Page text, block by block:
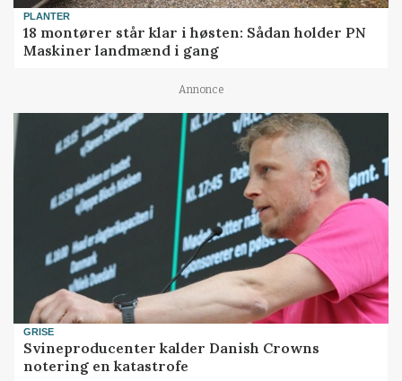
PLANTER
18 montører står klar i høsten: Sådan holder PN
Maskiner landmænd i gang
Annonce
GRISE
Svineproducenter kalder Danish Crowns
notering en katastrofe